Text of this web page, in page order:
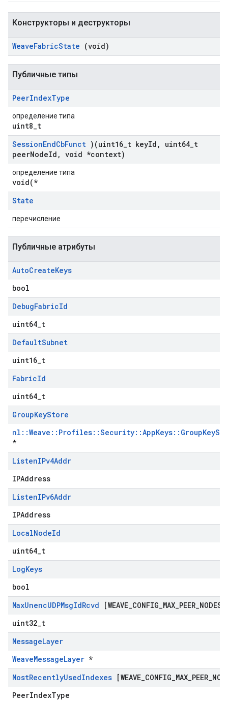
Конструкторы и деструкторы
WeaveFabricState (void)
Публичные типы
PeerIndexType
определение типа
uint8_t
SessionEndCbFunct )(uint16 t keyId , uint64 t
peerNodeId , void *context)
определение типа
void(*
State
перечисление
Публичные атрибуты
AutoCreateKeys
bool
DebugFabricId
uint64_t
DefaultSubnet
uint16_t
FabricId
uint64_t
GroupKeyStore
*
ListenIPv4Addr
IPAddress
ListenIPv6Addr
IPAddress
LocalNodeId
uint64_t
LogKeys
bool
MaxUnencUDPMsgIdRcvd [WEAVE CONFIG MAX PEER NODES]
uint32_t
MessageLayer
WeaveMessageLayer *
MostRecentlyUsedIndexes [WEAVE CONFIG MAX PEER
PeerIndexType